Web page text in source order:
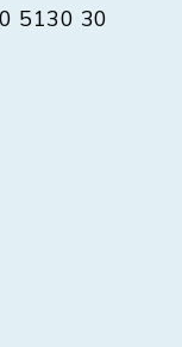
5130 30